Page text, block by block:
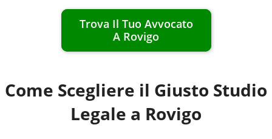
Trova Il Tuo Avvocato
A Rovigo
Come Scegliere il Giusto Studio
Legale a Rovigo